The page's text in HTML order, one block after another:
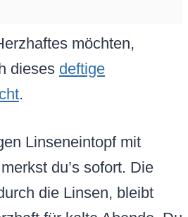
möchten,
dieses deftige
.
Linseneintopf mit
du’s sofort. Die
die Linsen, bleibt